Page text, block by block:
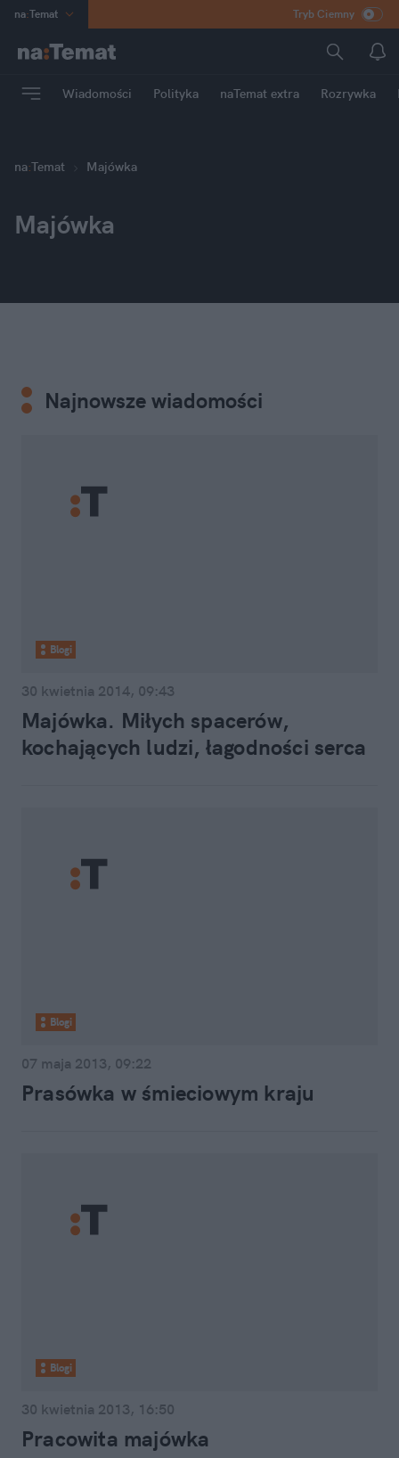
na:Temat
Poland
mama
Rozrywka
Tryb Ciemny
Wiadomości Polityka naTemat extra Rozrywka
na:Temat Majówka
Majówka
Najnowsze wiadomości
Blogi
30 kwietnia 2014, 09:43
Majówka. Miłych spacerów,
kochających ludzi, łagodności serca
Blogi
07 maja 2013, 09:22
Prasówka w śmieciowym kraju
Blogi
30 kwietnia 2013, 16:50
Pracowita majówka